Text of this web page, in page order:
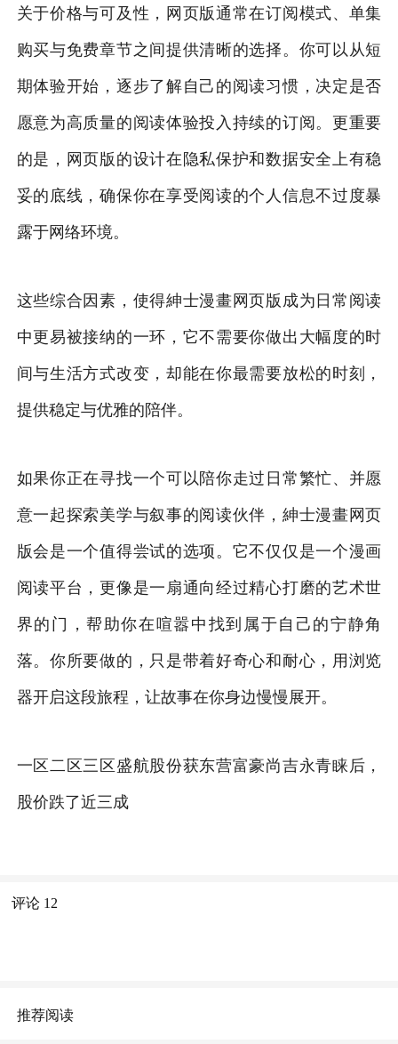
关于价格与可及性，网页版通常在订阅模式、单集
购买与免费章节之间提供清晰的选择。你可以从短
期体验开始，逐步了解自己的阅读习惯，决定是否
愿意为高质量的阅读体验投入持续的订阅。更重要
的是，网页版的设计在隐私保护和数据安全上有稳
妥的底线，确保你在享受阅读的个人信息不过度暴
露于网络环境。
这些综合因素，使得紳士漫畫网页版成为日常阅读
中更易被接纳的一环，它不需要你做出大幅度的时
间与生活方式改变，却能在你最需要放松的时刻，
提供稳定与优雅的陪伴。
如果你正在寻找一个可以陪你走过日常繁忙、并愿
意一起探索美学与叙事的阅读伙伴，紳士漫畫网页
版会是一个值得尝试的选项。它不仅仅是一个漫画
阅读平台，更像是一扇通向经过精心打磨的艺术世
界的门，帮助你在喧嚣中找到属于自己的宁静角
落。你所要做的，只是带着好奇心和耐心，用浏览
器开启这段旅程，让故事在你身边慢慢展开。
一区二区三区盛航股份获东营富豪尚吉永青睐后，
股价跌了近三成
评论 12
推荐阅读